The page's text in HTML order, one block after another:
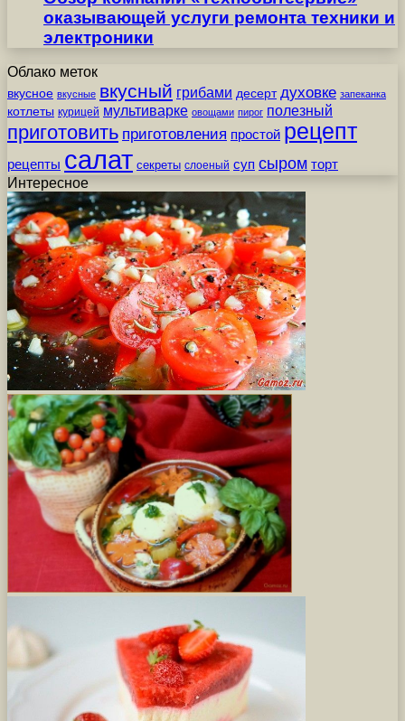
оказывающей услуги ремонта техники и
электроники
Облако меток
вкусное вкусные вкусный грибами десерт духовке запеканка
котлеты курицей мультиварке овощами пирог полезный
приготовить приготовления простой рецепт
рецепты салат секреты слоеный суп сыром торт
Интересное